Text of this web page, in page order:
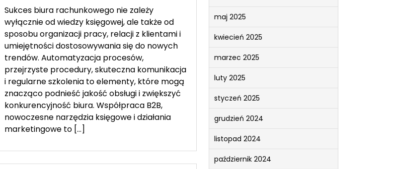
Sukces biura rachunkowego nie zależy
wyłącznie od wiedzy księgowej, ale także od
sposobu organizacji pracy, relacji z klientami i
umiejętności dostosowywania się do nowych
trendów. Automatyzacja procesów,
przejrzyste procedury, skuteczna komunikacja
i regularne szkolenia to elementy, które mogą
znacząco podnieść jakość obsługi i zwiększyć
konkurencyjność biura. Współpraca B2B,
nowoczesne narzędzia księgowe i działania
marketingowe to […]
maj 2025
kwiecień 2025
marzec 2025
luty 2025
styczeń 2025
grudzień 2024
listopad 2024
październik 2024